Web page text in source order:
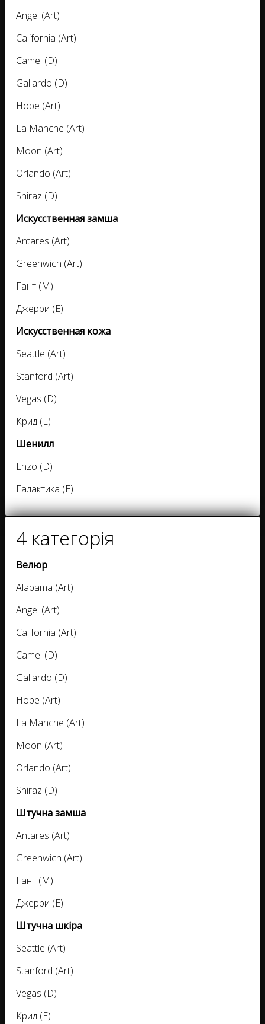
Angel (Art)
California (Art)
Camel (D)
Gallardo (D)
Hope (Art)
La Manche (Art)
Moon (Art)
Orlando (Art)
Shiraz (D)
Искусственная замша
Antares (Art)
Greenwich (Art)
Гант (M)
Джерри (E)
Искусственная кожа
Seattle (Art)
Stanford (Art)
Vegas (D)
Крид (E)
Шенилл
Enzo (D)
Галактика (E)
4 категорія
Велюр
Alabama (Art)
Angel (Art)
California (Art)
Camel (D)
Gallardo (D)
Hope (Art)
La Manche (Art)
Moon (Art)
Orlando (Art)
Shiraz (D)
Штучна замша
Antares (Art)
Greenwich (Art)
Гант (M)
Джерри (E)
Штучна шкіра
Seattle (Art)
Stanford (Art)
Vegas (D)
Крид (E)